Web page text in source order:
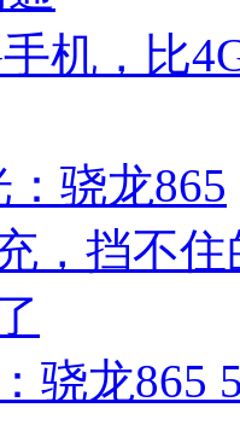
机，比
骁龙865